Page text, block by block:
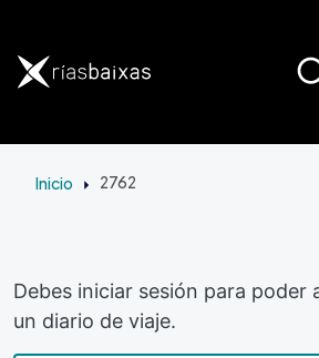
Inicio 2762
Debes iniciar sesión para poder
un diario de viaje.